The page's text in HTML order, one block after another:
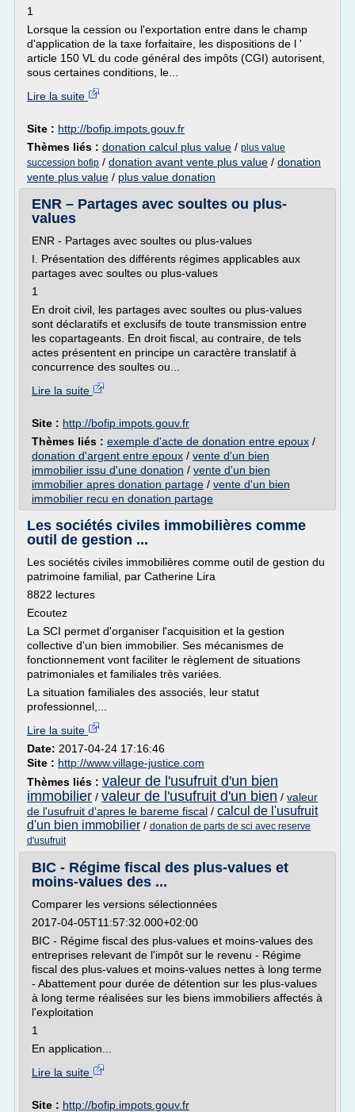
1
Lorsque la cession ou l'exportation entre dans le champ
d'application de la taxe forfaitaire, les dispositions de l '
article 150 VL du code général des impôts (CGI) autorisent,
sous certaines conditions, le...
Lire la suite
Site : http://bofip.impots.gouv.fr
Thèmes liés : donation calcul plus value / plus value
succession bofip / donation avant vente plus value / donation
vente plus value / plus value donation
ENR – Partages avec soultes ou plus-
values
ENR - Partages avec soultes ou plus-values
I. Présentation des différents régimes applicables aux
partages avec soultes ou plus-values
1
En droit civil, les partages avec soultes ou plus-values
sont déclaratifs et exclusifs de toute transmission entre
les copartageants. En droit fiscal, au contraire, de tels
actes présentent en principe un caractère translatif à
concurrence des soultes ou...
Lire la suite
Site : http://bofip.impots.gouv.fr
Thèmes liés : exemple d'acte de donation entre epoux /
donation d'argent entre epoux / vente d'un bien
immobilier issu d'une donation / vente d'un bien
immobilier apres donation partage / vente d'un bien
immobilier recu en donation partage
Les sociétés civiles immobilières comme
outil de gestion ...
Les sociétés civiles immobilières comme outil de gestion du
patrimoine familial, par Catherine Lira
8822 lectures
Ecoutez
La SCI permet d'organiser l'acquisition et la gestion
collective d'un bien immobilier. Ses mécanismes de
fonctionnement vont faciliter le règlement de situations
patrimoniales et familiales très variées.
La situation familiales des associés, leur statut
professionnel,...
Lire la suite
Date: 2017-04-24 17:16:46
Site : http://www.village-justice.com
Thèmes liés : valeur de l'usufruit d'un bien
immobilier / valeur de l'usufruit d'un bien / valeur
de l'usufruit d'apres le bareme fiscal / calcul de l'usufruit
d'un bien immobilier / donation de parts de sci avec reserve
d'usufruit
BIC - Régime fiscal des plus-values et
moins-values des ...
Comparer les versions sélectionnées
2017-04-05T11:57:32.000+02:00
BIC - Régime fiscal des plus-values et moins-values des
entreprises relevant de l'impôt sur le revenu - Régime
fiscal des plus-values et moins-values nettes à long terme
- Abattement pour durée de détention sur les plus-values
à long terme réalisées sur les biens immobiliers affectés à
l'exploitation
1
En application...
Lire la suite
Site : http://bofip.impots.gouv.fr